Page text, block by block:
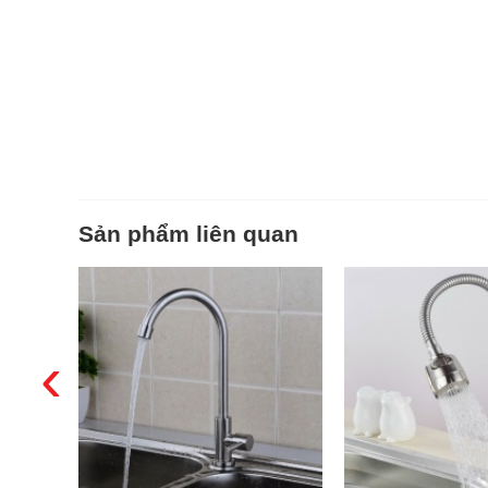
Sản phẩm liên quan
‹